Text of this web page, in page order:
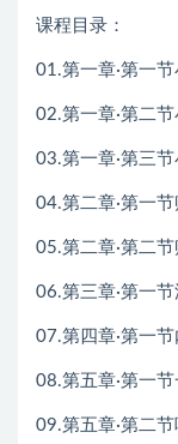
课程目录：
01.第一章·第一
02.第一章·第二
03.第一章·第三
04.第二章·第一
05.第二章·第二
06.第三章·第一
07.第四章·第一
08.第五章·第一
09.第五章·第二